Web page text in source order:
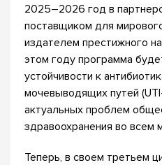
2025–2026 год в
поставщиком для
издателем престижного
этом году программа
устойчивости к
мочевыводящих путей
актуальных проблем
здравоохранения во всем
Теперь, в своем третьем